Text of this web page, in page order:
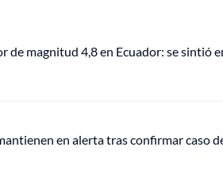
de magnitud 4,8 en Ecuador: se sintió
en alerta tras confirmar caso